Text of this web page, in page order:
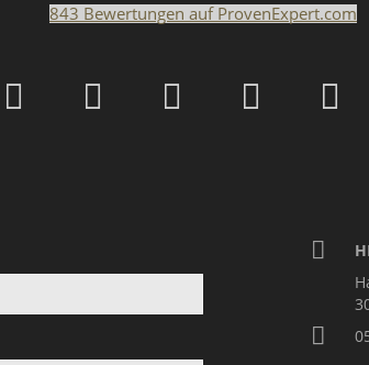
843 Bewertungen auf ProvenExpert.com